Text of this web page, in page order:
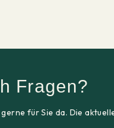
Fragen?
für Sie da. Die